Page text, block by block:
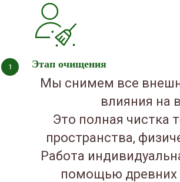
Этап очищения
Мы снимем все
влияния на
Это полная чистка
пространства,
Работа
помощью древних